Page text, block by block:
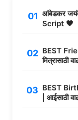
आंबेडकर
Script 💙
BEST
मित्रासाठी
BEST
| आईसाठी